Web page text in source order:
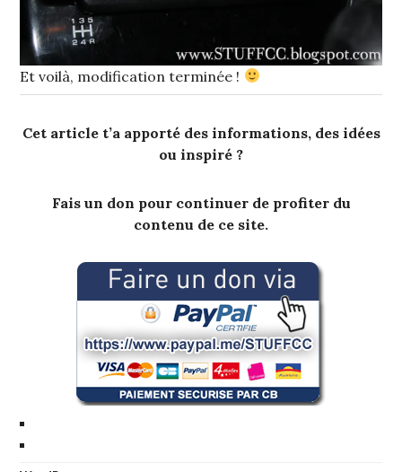
Et voilà, modification terminée !
Cet article t’a apporté des informations, des idées
ou inspiré ?
Fais un don pour continuer de profiter du
contenu de ce site.